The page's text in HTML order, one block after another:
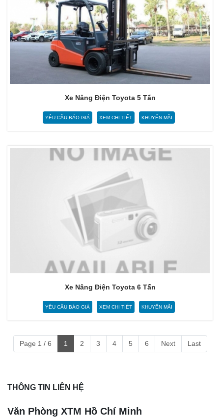
Xe Nâng Điện Toyota 5 Tấn
YÊU CẦU BÁO GIÁ XEM CHI TIẾT KHUYẾN MÃI
Xe Nâng Điện Toyota 6 Tấn
YÊU CẦU BÁO GIÁ XEM CHI TIẾT KHUYẾN MÃI
Page 1 / 6 1 2 3 4 5 6 Next Last
THÔNG TIN LIÊN HỆ
Văn Phòng XTM Hồ Chí Minh